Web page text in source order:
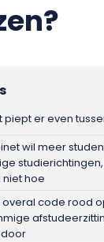
piept er even
wil meer
niet hoe
overal code rood